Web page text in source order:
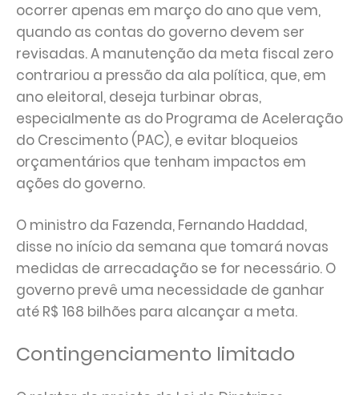
ocorrer apenas em março do ano que vem,
quando as contas do governo devem ser
revisadas. A manutenção da meta fiscal zero
contrariou a pressão da ala política, que, em
ano eleitoral, deseja turbinar obras,
especialmente as do Programa de Aceleração
do Crescimento (PAC), e evitar bloqueios
orçamentários que tenham impactos em
ações do governo.
O ministro da Fazenda, Fernando Haddad,
disse no início da semana que tomará novas
medidas de arrecadação se for necessário. O
governo prevê uma necessidade de ganhar
até R$ 168 bilhões para alcançar a meta.
Contingenciamento limitado